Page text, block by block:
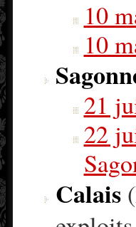
10
10
21
22
Calais